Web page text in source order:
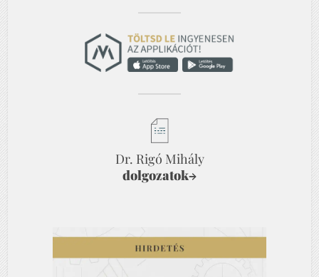
Dr. Rigó Mihály
dolgozatok→